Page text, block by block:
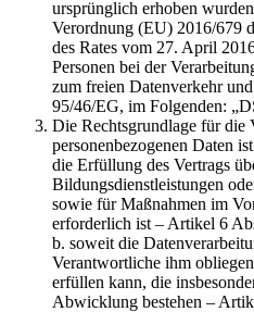
ursprünglich erhoben
Verordnung (EU) 2016/679
des Rates vom 27. April
Personen bei der
zum freien Datenverkehr
95/46/EG, im Folgenden:
Die Rechtsgrundlage für die
personenbezogenen Daten
die Erfüllung des Vertrags
Bildungsdienstleistungen
sowie für Maßnahmen im
erforderlich ist – Artikel 6
b. soweit die
Verantwortliche ihm
erfüllen kann, die
Abwicklung bestehen –